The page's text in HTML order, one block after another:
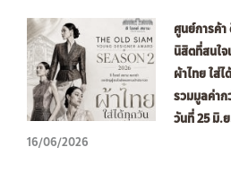
ศูนย์การค้
นิสิตที่สนใจ
ผ้าไทย ใส่
รวมมูลค่า
วันที่ 25 มิ.
16/06/2026